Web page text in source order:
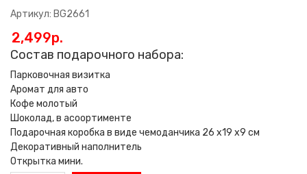
Артикул: BG2661
2,499p.
Состав подарочного набора:
Парковочная визитка
Аромат для авто
Кофе молотый
Шоколад, в асоортименте
Подарочная коробка в виде чемоданчика 26 x19 x9 см
Декоративный наполнитель
Открытка мини.